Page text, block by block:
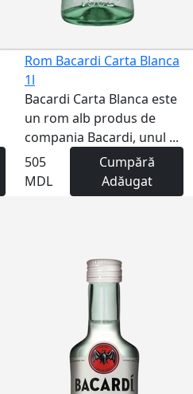
Rom Bacardi Carta Blanca
1l
Bacardi Carta Blanca este
un rom alb produs de
compania Bacardi, unul ...
505
MDL
Cumpără
Adăugat